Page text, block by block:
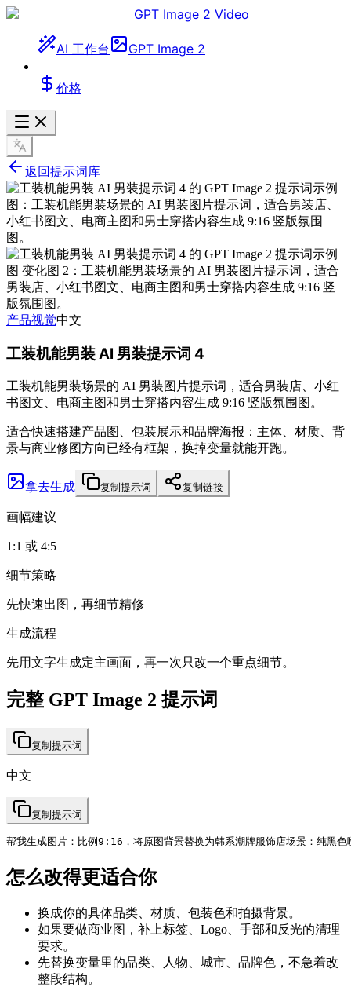
GPT Image 2 Video
AI 工作台 GPT Image 2
价格
返回提示词库
产品视觉中文
工装机能男装 AI 男装提示词 4
工装机能男装场景的 AI 男装图片提示词，适合男装店、小红
书图文、电商主图和男士穿搭内容生成 9:16 竖版氛围图。
适合快速搭建产品图、包装展示和品牌海报：主体、材质、背
景与商业修图方向已经有框架，换掉变量就能开跑。
拿去生成 复制提示词 复制链接
画幅建议
1:1 或 4:5
细节策略
先快速出图，再细节精修
生成流程
先用文字生成定主画面，再一次只改一个重点细节。
完整 GPT Image 2 提示词
复制提示词
中文
复制提示词
帮我生成图片：比例9:16，将原图背景替换为韩系潮牌服饰店场景：纯黑
怎么改得更适合你
换成你的具体品类、材质、包装色和拍摄背景。
如果要做商业图，补上标签、Logo、手部和反光的清理
要求。
先替换变量里的品类、人物、城市、品牌色，不急着改
整段结构。